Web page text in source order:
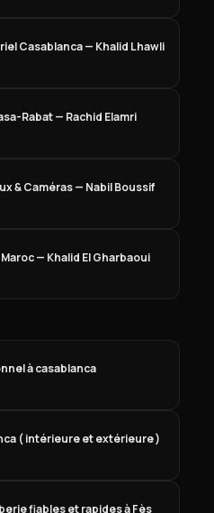
Casablanca — Khalid Lhawli
Rabat — Rachid Elamri
& Caméras — Nabil Boussif
— Khalid El Gharbaoui
à casablanca
( intérieure et extérieure )
fiables et rapides à Fès